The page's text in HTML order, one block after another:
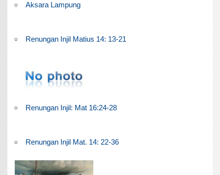
Aksara Lampung
Renungan Injil Matius 14: 13-21
Renungan Injil: Mat 16:24-28
Renungan Injil Mat. 14: 22-36